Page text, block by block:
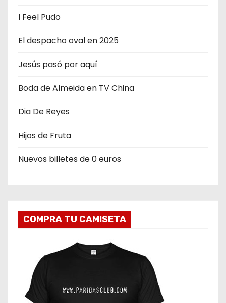
s
I Feel Pudo
El despacho oval en 2025
Jesús pasó por aquí
Boda de Almeida en TV China
Dia De Reyes
Hijos de Fruta
Nuevos billetes de 0 euros
COMPRA TU CAMISETA